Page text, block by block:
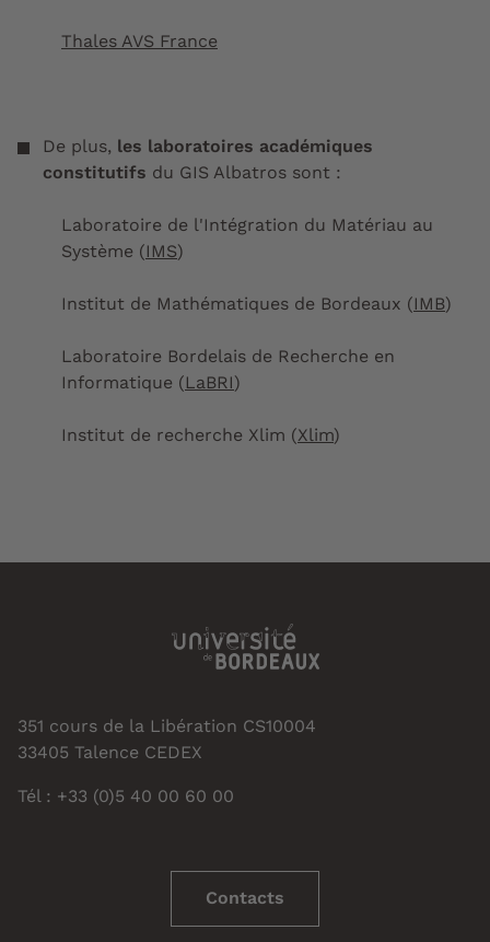
Thales AVS France
De plus, les laboratoires académiques
constitutifs du GIS Albatros sont :
Laboratoire de l'Intégration du Matériau au
Système (IMS)
Institut de Mathématiques de Bordeaux (IMB)
Laboratoire Bordelais de Recherche en
Informatique (LaBRI)
Institut de recherche Xlim (Xlim)
351 cours de la Libération CS10004
33405 Talence CEDEX
Tél : +33 (0)5 40 00 60 00
Contacts